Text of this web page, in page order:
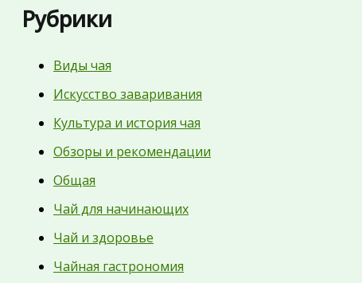
Рубрики
Виды чая
Искусство заваривания
Культура и история чая
Обзоры и рекомендации
Общая
Чай для начинающих
Чай и здоровье
Чайная гастрономия